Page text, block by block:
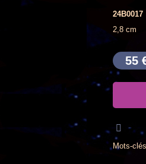
24B0017
2,8 cm
55
Mots-